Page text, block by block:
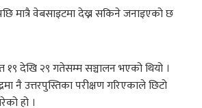
मात्रै वेबसाइटमा देख्न सकिने जनाइएको छ
१९ देखि २९ गतेसम्म सञ्चालन भएको थियो ।
नै उत्तरपुस्तिका परीक्षण गरिएकाले छिटो
हो ।